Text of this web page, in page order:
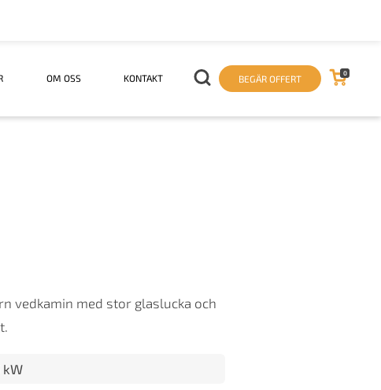
OM OSS KONTAKT BEGÄR OFFERT 0
vedkamin med stor glaslucka och
kW